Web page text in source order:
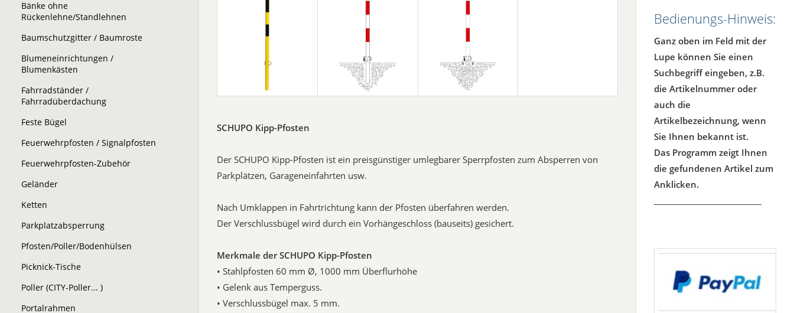
Bänke ohne
Rückenlehne/Standlehnen
Baumschutzgitter / Baumroste
Blumeneinrichtungen /
Blumenkästen
Fahrradständer /
Fahrradüberdachung
Feste Bügel
Feuerwehrpfosten / Signalpfosten
Feuerwehrpfosten-Zubehör
Geländer
Ketten
Parkplatzabsperrung
Pfosten/Poller/Bodenhülsen
Picknick-Tische
Poller (CITY-Poller... )
Portalrahmen
SCHUPO Kipp-Pfosten
Der SCHUPO Kipp-Pfosten ist ein preisgünstiger umlegbarer Sperrpfosten zum Absperren von
Parkplätzen, Garageneinfahrten usw.
Nach Umklappen in Fahrtrichtung kann der Pfosten überfahren werden.
Der Verschlussbügel wird durch ein Vorhängeschloss (bauseits) gesichert.
Merkmale der SCHUPO Kipp-Pfosten
• Stahlpfosten 60 mm Ø, 1000 mm Überflurhöhe
• Gelenk aus Temperguss.
• Verschlussbügel max. 5 mm.
Bedienungs-Hinweis:
Ganz oben im Feld mit der
Lupe können Sie einen
Suchbegriff eingeben, z.B.
die Artikelnummer oder
auch die
Artikelbezeichnung, wenn
Sie Ihnen bekannt ist.
Das Programm zeigt Ihnen
die gefundenen Artikel zum
Anklicken.